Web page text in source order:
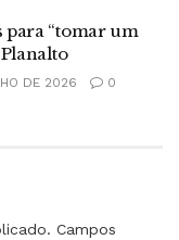
“tomar um
DE 2026 0
Campos